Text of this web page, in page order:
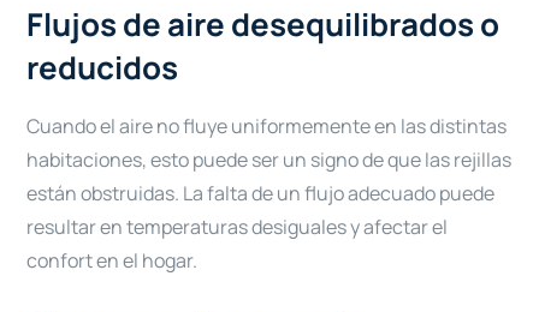
Flujos de aire desequilibrados o
reducidos
Cuando el aire no fluye uniformemente en las distintas
habitaciones, esto puede ser un signo de que las rejillas
están obstruidas. La falta de un flujo adecuado puede
resultar en temperaturas desiguales y afectar el
confort en el hogar.